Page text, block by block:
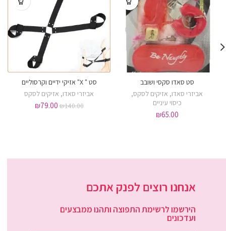
סט סאדו סקסי ושובב
אביזרי סאדו, אזיקים לסקס,
כיסוי עיניים
₪65.00
סט " X" אזיקי ידיים וקרסוליים
אביזרי סאדו, אזיקים לסקס
₪140.00
₪79.00
אנחנו רוצים לפנק אתכם
הירשמו לרשימת התפוצה ותהנו ממבצעים
ועדכונים